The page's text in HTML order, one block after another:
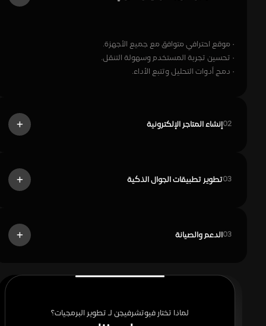
· موقع احترافي متوافق مع جميع الأجهزة.
· تحسين تجربة المستخدم وسهولة التنقل.
· دمج أدوات التحليل وتتبع الأداء.
02 إنشاء المتاجر الإلكترونية
03تطوير تطبيقات الجوال الذكية
03 الدعم والصيانة
لماذا تختار فيوتشرفيجن لـ تطوير البرمجيات؟